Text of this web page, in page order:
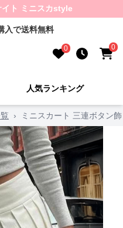
イト ミニスカstyle
入で送料無料
0 0
人気ランキング
› ミニスカート 三連ボタン